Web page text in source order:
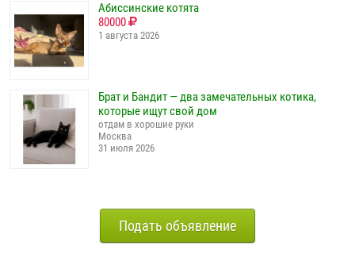
Абиссинские котята
80000
1 августа 2026
Брат и Бандит — два замечательных котика,
которые ищут свой дом
отдам в хорошие руки
Москва
31 июля 2026
Подать объявление